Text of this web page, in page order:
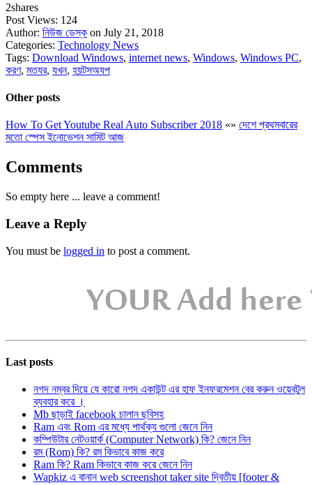
2shares
Post Views: 124
Author: নিউজ ডেস্ক on July 21, 2018
Categories: Technology News
Tags: Download Windows, internet news, Windows, Windows PC,
করণ, মতযর, যখন, হয়টসঅযপ
Other posts
How To Get Youtube Real Auto Subscriber 2018 «» দেশে প্রথমবারের
মতো স্পেস ইনোভেশন সামিট আজ
Comments
So empty here ... leave a comment!
Leave a Reply
You must be logged in to post a comment.
Last posts
নগদ নম্বর দিয়ে যে কারো নগদ একাউন্ট এর হাফ ইনফরমেশন বের করুন ওয়েবটুল
ব্যবহার করে ।
Mb ছাড়াই facebook চালান ছবিসহ
Ram এবং Rom এর মধ্যে পার্থক্য গুলো জেনে নিন
কম্পিউটার নেটওয়ার্ক (Computer Network) কি? জেনে নিন
রম (Rom) কি? রম কিভাবে কাজ করে
Ram কি? Ram কিভাবে কাজ করে জেনে নিন
Wapkiz এ বানান web screenshot taker site দ্বিতীয় [footer &